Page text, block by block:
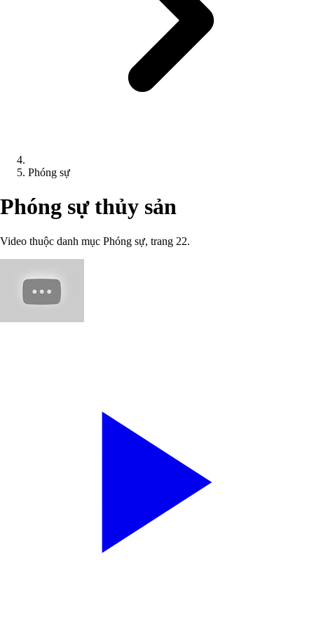
Phóng sự
Phóng sự thủy sản
Video thuộc danh mục Phóng sự, trang 22.